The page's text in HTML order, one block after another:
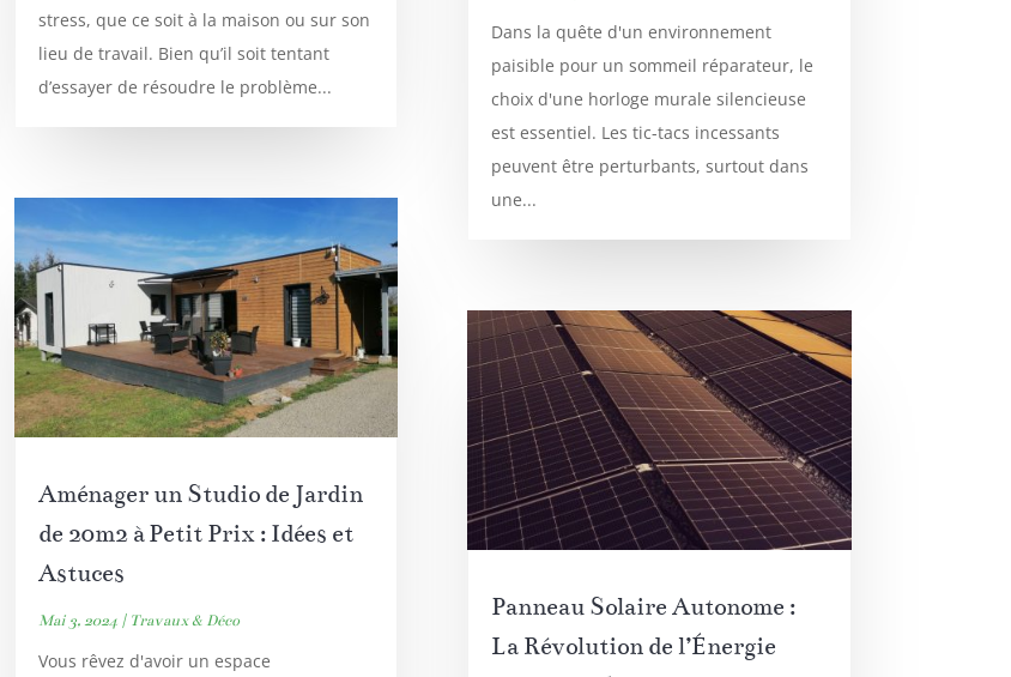
stress, que ce soit à la maison ou sur son
lieu de travail. Bien qu’il soit tentant
d’essayer de résoudre le problème...
Aménager un Studio de Jardin
de 20m2 à Petit Prix : Idées et
Astuces
Mai 3, 2024| Travaux & Déco
Vous rêvez d'avoir un espace
Dans la quête d'un environnement
paisible pour un sommeil réparateur, le
choix d'une horloge murale silencieuse
est essentiel. Les tic-tacs incessants
peuvent être perturbants, surtout dans
une...
Panneau Solaire Autonome :
La Révolution de l’Énergie